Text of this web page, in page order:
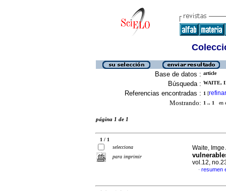
Base de datos : article
Búsqueda : WAITE,
Referencias encontradas : 1 [refinar
Mostrando: 1 .. 1 en
página 1 de 1
1 / 1
selecciona
para imprimir
Waite,
vol.12,
· resumen